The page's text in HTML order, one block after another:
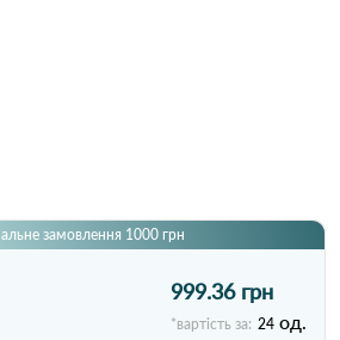
замовлення 1000 грн
999.36 грн
*вартість за: 24 од.